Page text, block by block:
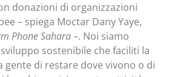
donazioni di organizzazioni
– spiega Moctar Dany Yaye,
Phone Sahara–. Noi siamo
sostenibile che faciliti la
gente di restare dove vivono o di